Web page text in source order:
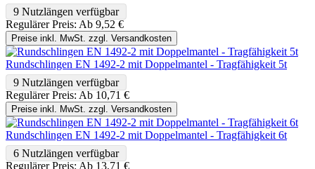
9 Nutzlängen verfügbar
Regulärer Preis: Ab 9,52 €
Preise inkl. MwSt. zzgl. Versandkosten
Rundschlingen EN 1492-2 mit Doppelmantel - Tragfähigkeit 5t
9 Nutzlängen verfügbar
Regulärer Preis: Ab 10,71 €
Preise inkl. MwSt. zzgl. Versandkosten
Rundschlingen EN 1492-2 mit Doppelmantel - Tragfähigkeit 6t
6 Nutzlängen verfügbar
Regulärer Preis: Ab 13,71 €